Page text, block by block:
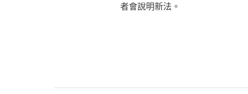
者會說明新法。